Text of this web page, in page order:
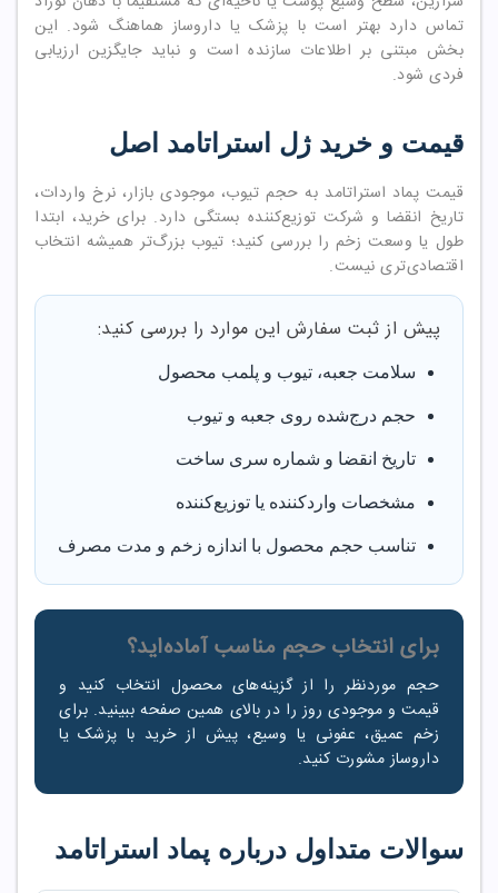
تماس دارد بهتر است با پزشک یا داروساز هماهنگ شود. این
بخش مبتنی بر اطلاعات سازنده است و نباید جایگزین ارزیابی
فردی شود.
قیمت و خرید ژل استراتامد اصل
قیمت پماد استراتامد به حجم تیوب، موجودی بازار، نرخ واردات،
تاریخ انقضا و شرکت توزیع‌کننده بستگی دارد. برای خرید، ابتدا
طول یا وسعت زخم را بررسی کنید؛ تیوب بزرگ‌تر همیشه انتخاب
اقتصادی‌تری نیست.
پیش از ثبت سفارش این موارد را بررسی کنید:
سلامت جعبه، تیوب و پلمب محصول
حجم درج‌شده روی جعبه و تیوب
تاریخ انقضا و شماره سری ساخت
مشخصات واردکننده یا توزیع‌کننده
تناسب حجم محصول با اندازه زخم و مدت مصرف
برای انتخاب حجم مناسب آماده‌اید؟
حجم موردنظر را از گزینه‌های محصول انتخاب کنید و
قیمت و موجودی روز را در بالای همین صفحه ببینید. برای
زخم عمیق، عفونی یا وسیع، پیش از خرید با پزشک یا
داروساز مشورت کنید.
سوالات متداول درباره پماد استراتامد